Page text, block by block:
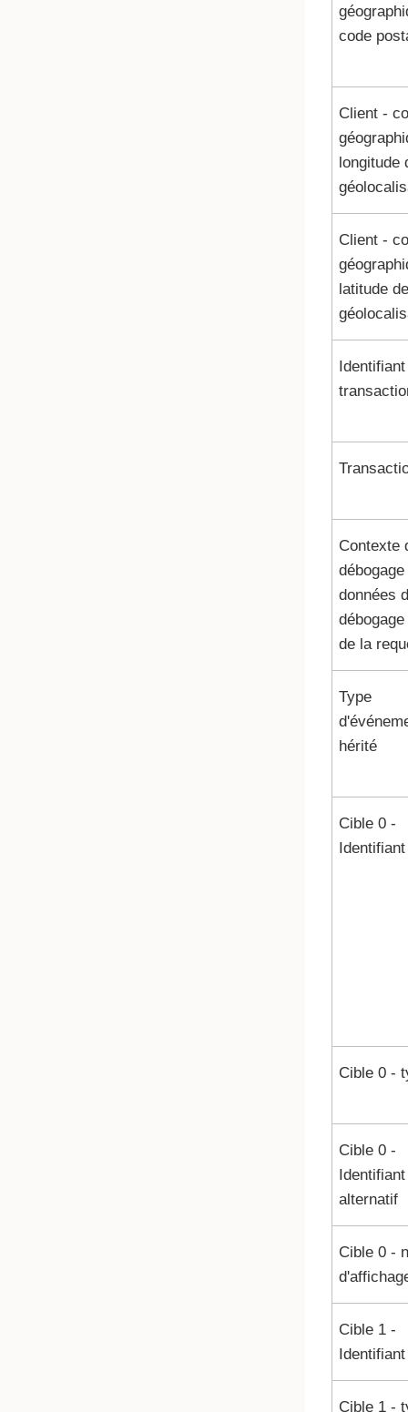
code
Client -
longitude
Client -
latitude de
Contexte
débogage
données
de la
Type
hérité
Cible 0 -
Identifiant
Cible 0 -
Cible 0 -
Identifiant
alternatif
Cible 0 -
Cible 1 -
Identifiant
Cible 1 -